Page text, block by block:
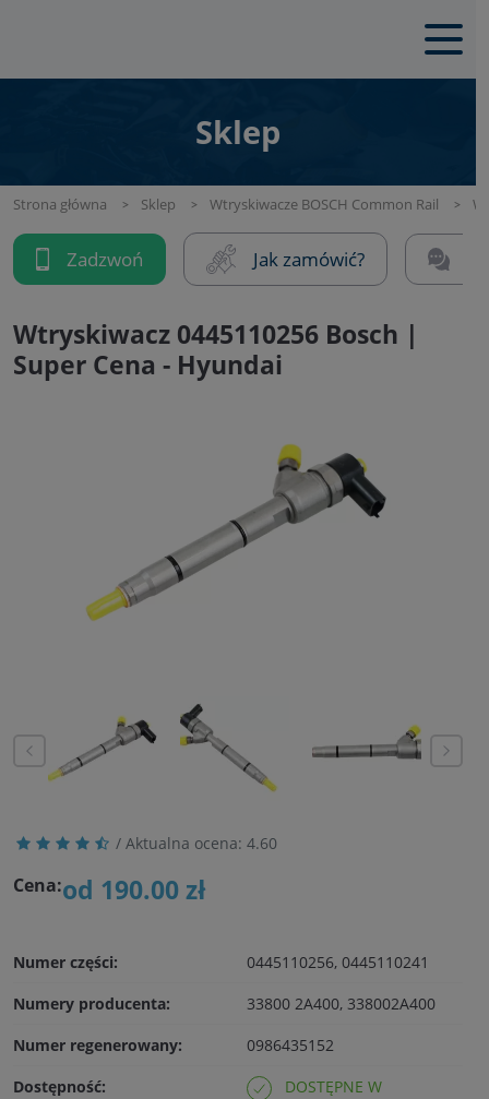
Sklep
Strona główna Sklep Wtryskiwacze BOSCH Common Rail
Zadzwoń Jak zamówić?
Wtryskiwacz 0445110256 Bosch |
Super Cena - Hyundai
/ Aktualna ocena: 4.60
Cena:od 190.00 zł
Numer części:
0445110256, 0445110241
Numery producenta:
33800 2A400, 338002A400
Numer regenerowany:
0986435152
Dostępność:
DOSTĘPNE W